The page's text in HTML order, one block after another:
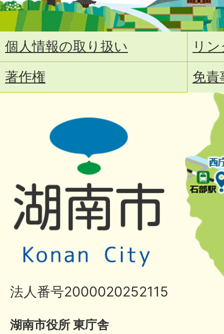
個人情報の取り扱い
リ
著作権
免責
法人番号2000020252115
湖南市役所 東庁舎